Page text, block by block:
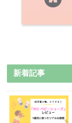
新着記事